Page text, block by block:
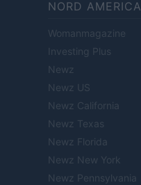
NORD AMERICA
Womanmagazine
Investing Plus
Newz
Newz US
Newz California
Newz Texas
Newz Florida
Newz New York
Newz Pennsylvania